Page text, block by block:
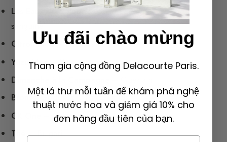
Les Eaux de Cologne
Atelier Cologne: Orange
sanguine
Citron Noir– Hermès
Yuzu Man– Caron
Dimanche à la Campagne
Bronze Goddess – Estée Lauder
CK One
– Calvin Klein
Thé – Bulgari
Ưu đãi chào mừng
Tham gia cộng đồng Delacourte Paris.
Một lá thư mỗi tuần để khám phá nghệ
thuật nước hoa và giảm giá 10% cho
đơn hàng đầu tiên của bạn.